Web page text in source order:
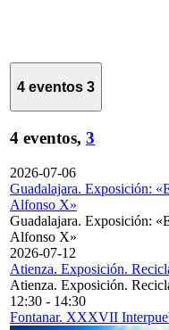
4 eventos 3
4 eventos, 3
2026-07-06
Guadalajara. Exposición:
Alfonso X»
Guadalajara. Exposición:
Alfonso X»
2026-07-12
Atienza. Exposición.
Atienza. Exposición.
12:30 - 14:30
Fontanar. XXXVII